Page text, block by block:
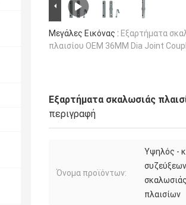
Μεγάλες Εικόνας : Εξαρτήματα
πλαισίου OEM 36MM Dia Joint
Εξαρτήματα σκαλωσιάς
περιγραφή
Όνομα προϊόντων:
Υψηλός -
πλαισίων